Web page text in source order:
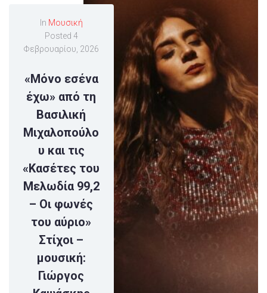
In Μουσική
Posted 4
Φεβρουαρίου, 2026
«Μόνο εσένα
έχω» από τη
Βασιλική
Μιχαλοπούλο
υ και τις
«Κασέτες του
Μελωδία 99,2
– Οι φωνές
του αύριο»
Στίχοι –
μουσική:
Γιώργος